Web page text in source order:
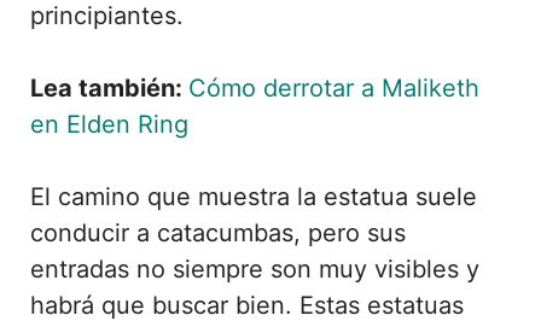
principiantes.
Lea también: Cómo derrotar a Maliketh
en Elden Ring
El camino que muestra la estatua suele
conducir a catacumbas, pero sus
entradas no siempre son muy visibles y
habrá que buscar bien. Estas estatuas